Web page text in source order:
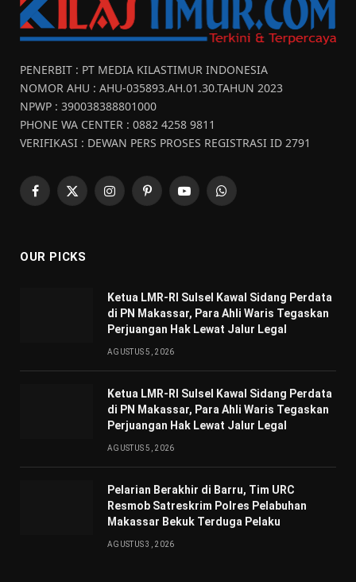
PENERBIT : PT MEDIA KILASTIMUR INDONESIA
NOMOR AHU : AHU-035893.AH.01.30.TAHUN 2023
NPWP : 390038388801000
PHONE WA CENTER : 0882 4258 9811
VERIFIKASI : DEWAN PERS PROSES REGISTRASI ID 2791
Facebook
X
InstagramPinterestYouTubeWhatsApp
OUR PICKS
Ketua LMR-RI Sulsel Kawal Sidang Perdata
di PN Makassar, Para Ahli Waris Tegaskan
Perjuangan Hak Lewat Jalur Legal
AGUSTUS 5, 2026
Ketua LMR-RI Sulsel Kawal Sidang Perdata
di PN Makassar, Para Ahli Waris Tegaskan
Perjuangan Hak Lewat Jalur Legal
AGUSTUS 5, 2026
Pelarian Berakhir di Barru, Tim URC
Resmob Satreskrim Polres Pelabuhan
Makassar Bekuk Terduga Pelaku
AGUSTUS 3, 2026